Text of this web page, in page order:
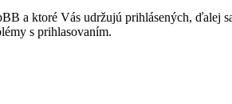
a ktoré Vás udržujú prihlásených,
s prihlasovaním.